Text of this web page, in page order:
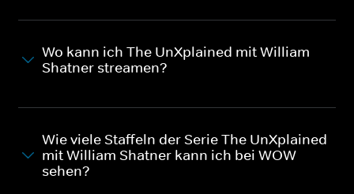
Wo kann ich The UnXplained mit William
Shatner streamen?
Wie viele Staffeln der Serie The UnXplained
mit William Shatner kann ich bei WOW
sehen?